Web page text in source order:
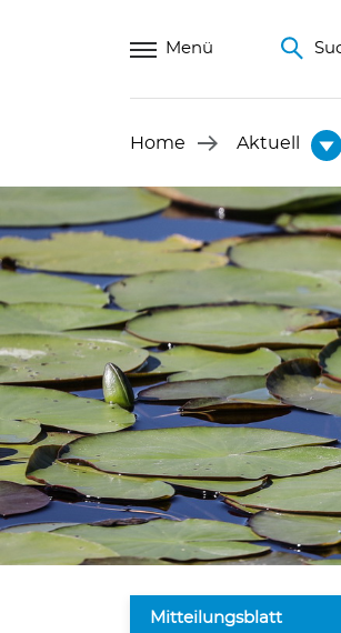
Menü
Home Aktuell
Mitteilungsblatt